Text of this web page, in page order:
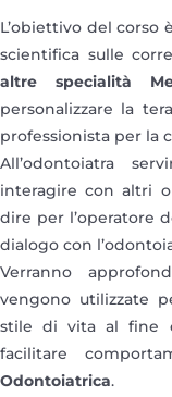
L’obiettivo del corso
scientifica sulle
altre specialità
personalizzare la
professionista per la
All’odontoiatra
interagire con altri
dire per l’operatore
dialogo con
Verranno
vengono utilizzate
stile di vita al fine
facilitare
Odontoiatrica.